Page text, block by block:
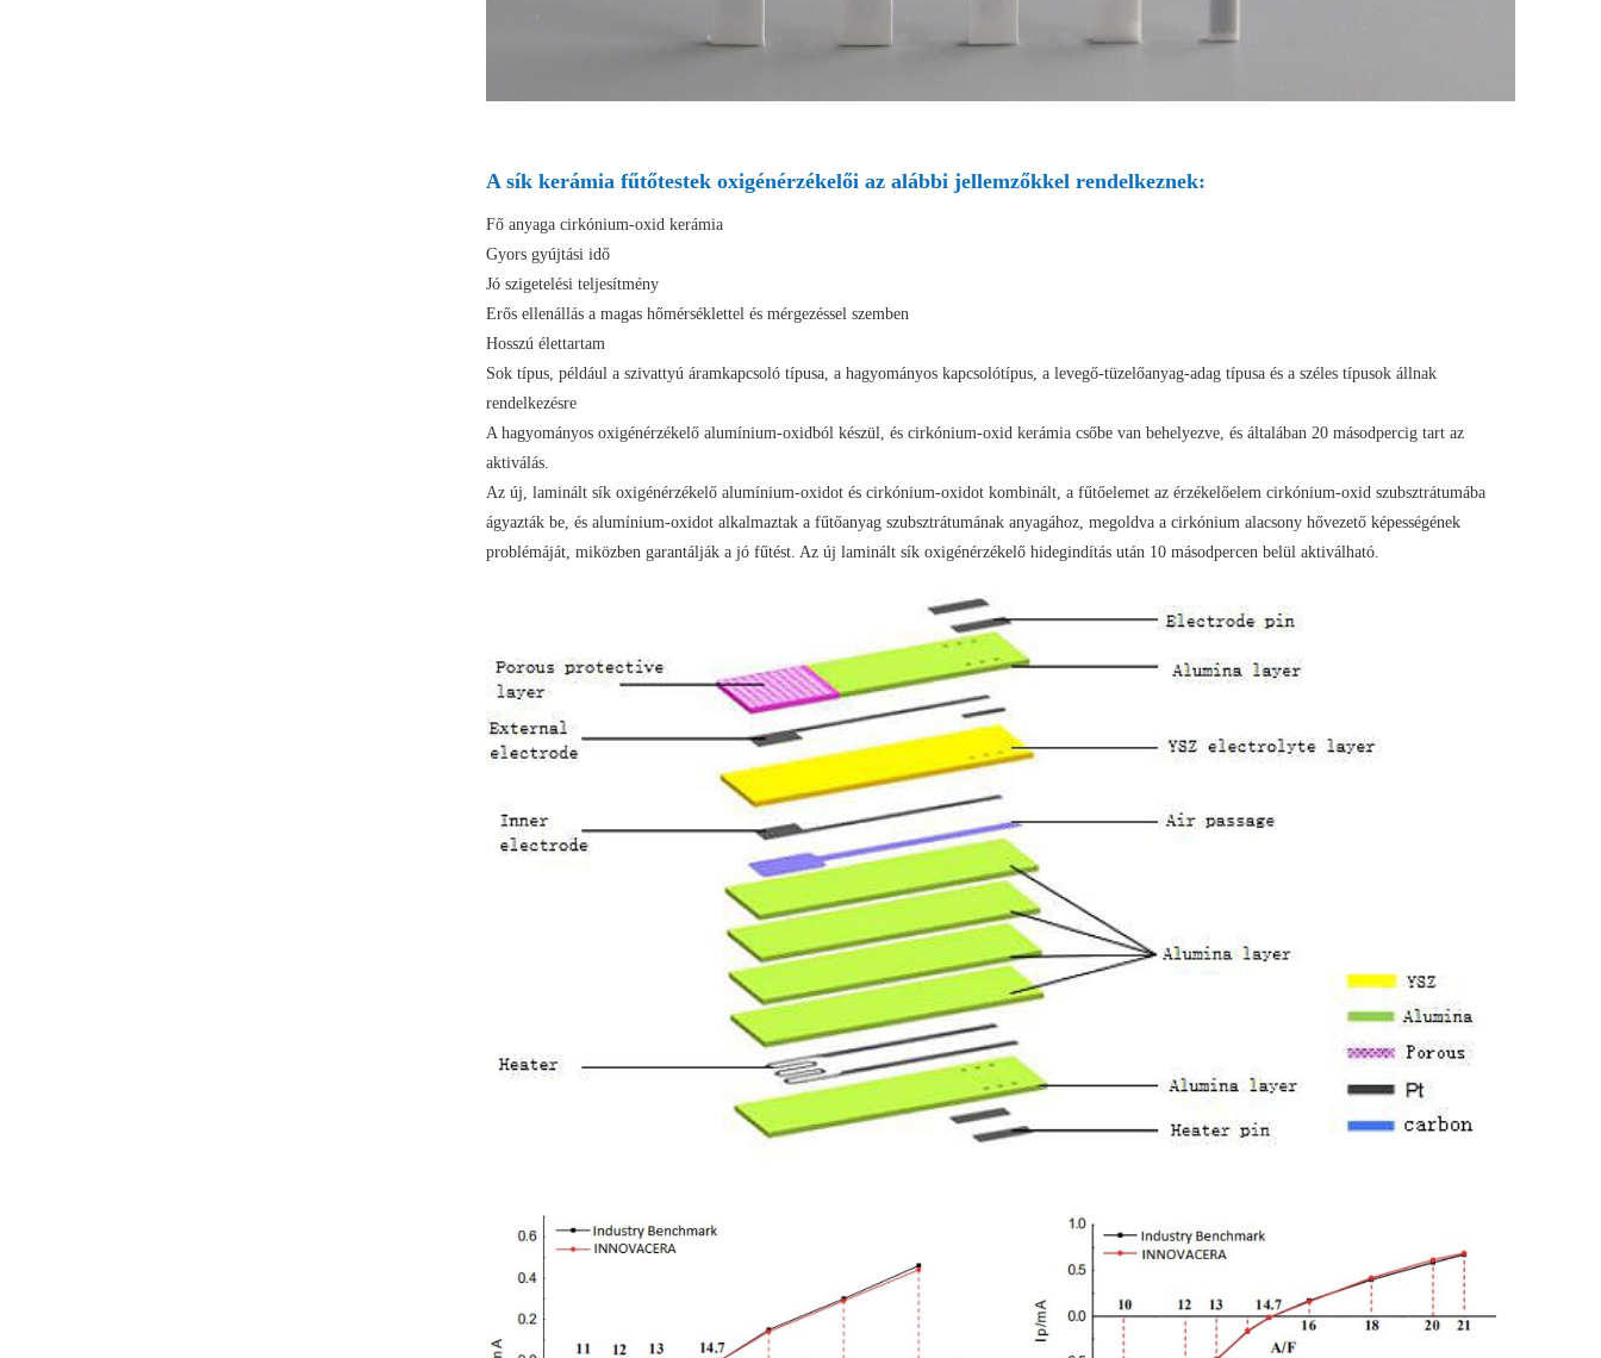
A sík kerámia fűtőtestek oxigénérzékelői az alábbi jellemzőkkel rendelkeznek:
Fő anyaga cirkónium-oxid kerámia
Gyors gyújtási idő
Jó szigetelési teljesítmény
Erős ellenállás a magas hőmérséklettel és mérgezéssel szemben
Hosszú élettartam
Sok típus, például a szivattyú áramkapcsoló típusa, a hagyományos kapcsolótípus, a levegő-tüzelőanyag-adag típusa és a széles típusok állnak
rendelkezésre
A hagyományos oxigénérzékelő alumínium-oxidból készül, és cirkónium-oxid kerámia csőbe van behelyezve, és általában 20 másodpercig tart az
aktiválás.
Az új, laminált sík oxigénérzékelő alumínium-oxidot és cirkónium-oxidot kombinált, a fűtőelemet az érzékelőelem cirkónium-oxid szubsztrátumába
ágyazták be, és alumínium-oxidot alkalmaztak a fűtőanyag szubsztrátumának anyagához, megoldva a cirkónium alacsony hővezető képességének
problémáját, miközben garantálják a jó fűtést. Az új laminált sík oxigénérzékelő hidegindítás után 10 másodpercen belül aktiválható.